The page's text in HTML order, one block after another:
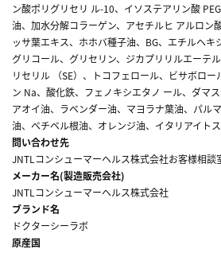
ン酸ポリグリセリ ル-10、イソステアリン酸
油、加水分解コラーゲン、アセチルヒ アルロン
ッサ葉エキス、ホホバ種子油、BG、エチルヘキ
グリコール、グリセリン、ジカプリリルエーテ
リセリル （SE）、トコフェロール、ビサボロ
ン Na、酸化鉄、フェノキシエタノ ール、ダマ
アオイ油、ラベンダー油、マヨラナ葉油、パル
油、ベチベル根油、オレンジ油、イタリアイト
問い合わせ先
JNTLコンシューマーヘルス株式会社お客様相
メーカー名(製造販売会社)
JNTLコンシューマーヘルス株式会社
ブランド名
ドクターシーラボ
原産国